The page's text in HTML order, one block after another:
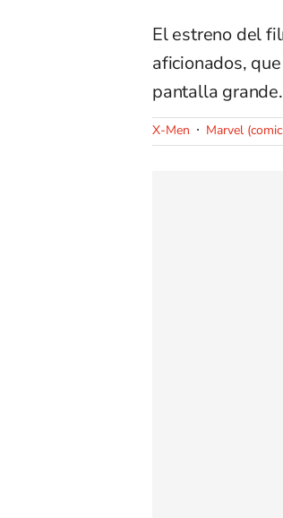
El estreno del
aficionados,
pantalla grande.
X-Men Marvel